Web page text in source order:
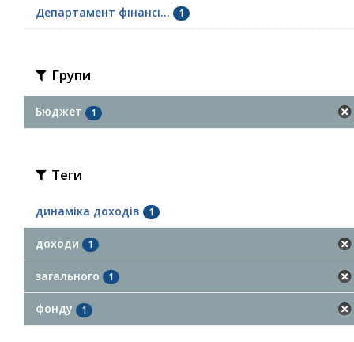
Департамент фінансі... 1
Групи
Бюджет 1
Теги
динаміка доходів 1
доходи 1
загального 1
фонду 1